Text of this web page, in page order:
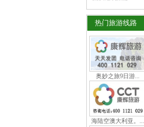
热门旅游线路
奥妙之旅9日游...
海陆空澳大利亚。...